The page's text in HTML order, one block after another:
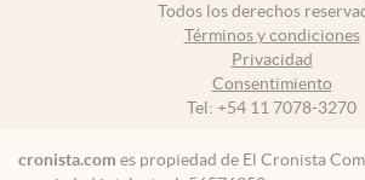
Todos los derechos
Términos y condiciones
Privacidad
Consentimiento
Tel: +54 11 7078-3270
cronista.com es propiedad de El Cronista